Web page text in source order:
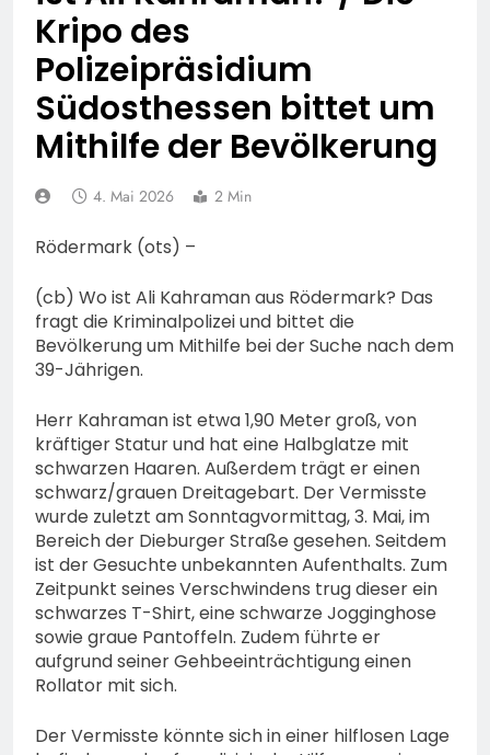
Fahrradcodierung /
bittet um Hinweise zum
Aufenthalt von Ricardo
Zaragoza Gonzalez
7. August 2026
POL-OH: Fahndung nach
vermisstem Michael S.
aus Rotenburg a.d. Fulda
7. August 2026
Finanzkontrolle
Osthessen Jubiläumsfest
am Samstag, 15. August
(11-18 Uhr)- Bürgerinnen
und Bürger erhalten
7. August 2026
Mittelhessen: MARBURG-
BIEDENKOPF: Satz Räder
Lauterbach hat einen
neuen Leiter:
Amtseinführung von
Markus Höfer
6. August 2026
POL-HR: Folgemeldung:
74-jähriger Claus-Peter
H. weiterhin vermisst –
Erneute Veröffentlichung
eines Fotos
6. August 2026
Kripo des
Polizeipräsidium
Südosthessen bittet um
Mithilfe der Bevölkerung
4. Mai 2026 2 Min
Rödermark (ots) –
(cb) Wo ist Ali Kahraman aus Rödermark? Das
fragt die Kriminalpolizei und bittet die
Bevölkerung um Mithilfe bei der Suche nach dem
39-Jährigen.
Herr Kahraman ist etwa 1,90 Meter groß, von
kräftiger Statur und hat eine Halbglatze mit
schwarzen Haaren. Außerdem trägt er einen
schwarz/grauen Dreitagebart. Der Vermisste
wurde zuletzt am Sonntagvormittag, 3. Mai, im
Bereich der Dieburger Straße gesehen. Seitdem
ist der Gesuchte unbekannten Aufenthalts. Zum
Zeitpunkt seines Verschwindens trug dieser ein
schwarzes T-Shirt, eine schwarze Jogginghose
sowie graue Pantoffeln. Zudem führte er
aufgrund seiner Gehbeeinträchtigung einen
Rollator mit sich.
Der Vermisste könnte sich in einer hilflosen Lage